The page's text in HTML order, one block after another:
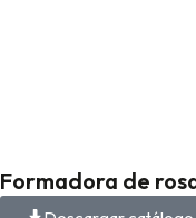
Formadora de